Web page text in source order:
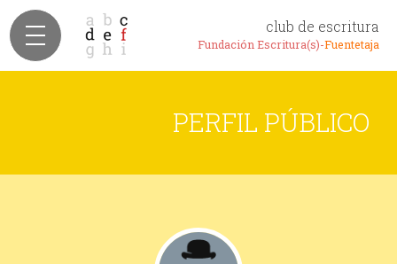
club de escritura
Fundación Escritura(s)-Fuentetaja
PERFIL PÚBLICO